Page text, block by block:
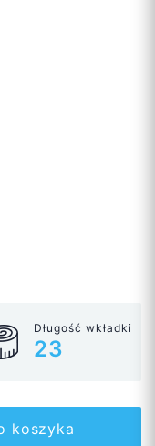
Długość wkładki
23
koszyka